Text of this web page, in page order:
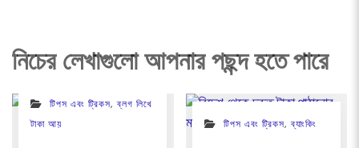
নিচের লেখাগুলো আপনার পছন্দ হতে পারে
টিপস এবং ট্রিকস,ব্লগ লিখে
টাকা আয়
টিপস এবং ট্রিকস,ব্যাংকিং